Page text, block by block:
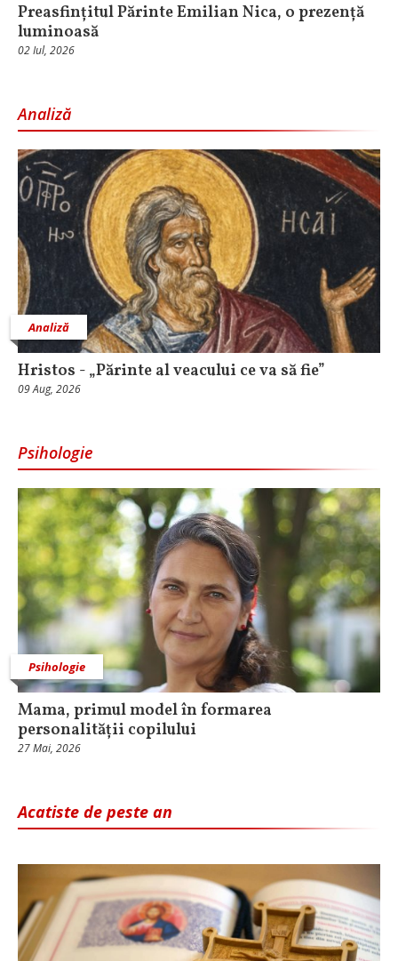
Preasfințitul Părinte Emilian Nica, o prezență
luminoasă
02 Iul, 2026
Analiză
Analiză
Hristos - „Părinte al veacului ce va să fie”
09 Aug, 2026
Psihologie
Psihologie
Mama, primul model în formarea
personalității copilului
27 Mai, 2026
Acatiste de peste an